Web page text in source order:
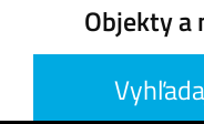
Objekty